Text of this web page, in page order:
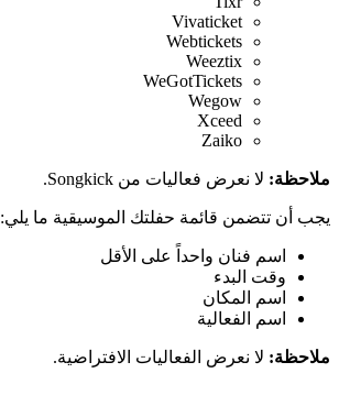
Vivaticket
Webtickets
Weeztix
WeGotTickets
Wegow
Xceed
Zaiko
ملاحظة: لا نعرض فعاليات من Songkick.
يجب أن تتضمن قائمة حفلتك الموسيقية ما يلي:
اسم فنان واحداً على الأقل
وقت البدء
اسم المكان
اسم الفعالية
ملاحظة: لا نعرض الفعاليات الافتراضية.